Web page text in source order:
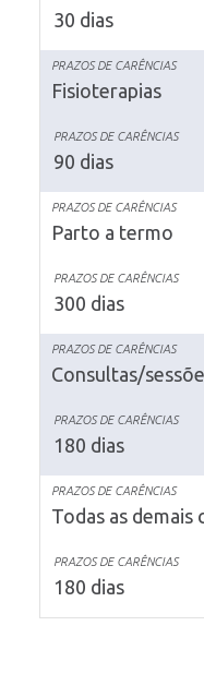
30 dias
Fisioterapias
90 dias
Parto a termo
300 dias
Consultas/
180 dias
Todas as demais
180 dias